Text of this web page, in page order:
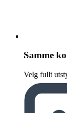
Samme
Velg fullt